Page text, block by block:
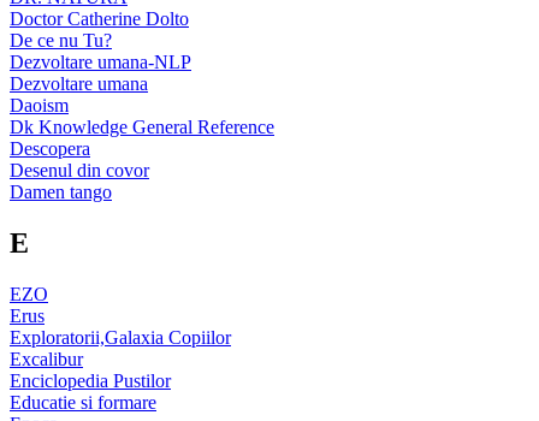
Doctor Catherine Dolto
De ce nu Tu?
Dezvoltare umana-NLP
Dezvoltare umana
Daoism
Dk Knowledge General Reference
Descopera
Desenul din covor
Damen tango
E
EZO
Erus
Exploratorii,Galaxia Copiilor
Excalibur
Enciclopedia Pustilor
Educatie si formare